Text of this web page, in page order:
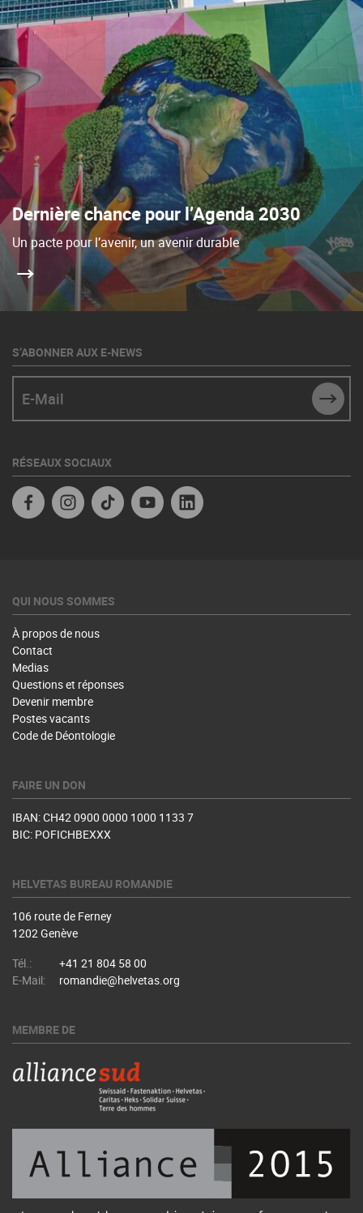
Dernière chance pour l’Agenda 2030
Un pacte pour l’avenir, un avenir durable
S’ABONNER AUX E-NEWS
RÉSEAUX SOCIAUX
FacebookInstagramTikTok YouTube
QUI NOUS SOMMES
À propos de nous
Contact
Medias
Questions et réponses
Devenir membre
Postes vacants
Code de Déontologie
FAIRE UN DON
IBAN: CH42 0900 0000 1000 1133 7
BIC: POFICHBEXXX
HELVETAS BUREAU ROMANDIE
106 route de Ferney
1202 Genève
Tél.:
+41 21 804 58 00
E-Mail:
romandie@helvetas.org
MEMBRE DE